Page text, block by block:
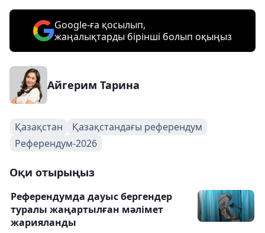
Google-ға қосылып,
жаңалықтарды бірінші болып оқыңыз
Айгерим Тарина
Қазақстан
Қазақстандағы референдум
Референдум-2026
Оқи отырыңыз
Референдумда дауыс бергендер
туралы жаңартылған мәлімет
жарияланды